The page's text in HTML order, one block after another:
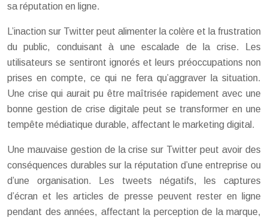
sa réputation en ligne.
L’inaction sur Twitter peut alimenter la colère et la frustration
du public, conduisant à une escalade de la crise. Les
utilisateurs se sentiront ignorés et leurs préoccupations non
prises en compte, ce qui ne fera qu’aggraver la situation.
Une crise qui aurait pu être maîtrisée rapidement avec une
bonne gestion de crise digitale peut se transformer en une
tempête médiatique durable, affectant le marketing digital.
Une mauvaise gestion de la crise sur Twitter peut avoir des
conséquences durables sur la réputation d’une entreprise ou
d’une organisation. Les tweets négatifs, les captures
d’écran et les articles de presse peuvent rester en ligne
pendant des années, affectant la perception de la marque,